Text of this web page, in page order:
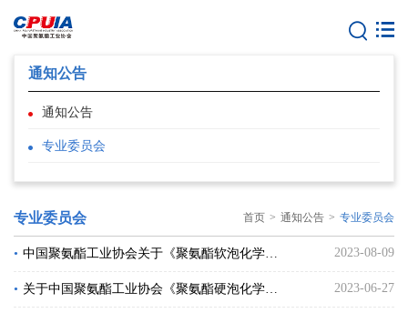
通知公告
通知公告
专业委员会
专业委员会 首页 > 通知公告 > 专业委员会
• 中国聚氨酯工业协会关于《聚氨酯软泡化学回收》 团体标准的立项公告 2023-08-09
• 关于中国聚氨酯工业协会《聚氨酯硬泡化学回收》 团体标准的立项公告 2023-06-27